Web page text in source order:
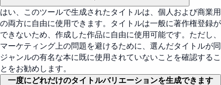
はい、このツールで生成されたタイトルは、個人および商業用
の両方に自由に使用できます。タイトルは一般に著作権登録が
できないため、作成した作品に自由に使用可能です。ただし、
マーケティング上の問題を避けるために、選んだタイトルが同
ジャンルの有名な本に既に使用されていないことを確認するこ
とをお勧めします。
一度にどれだけのタイトルバリエーションを生成できます